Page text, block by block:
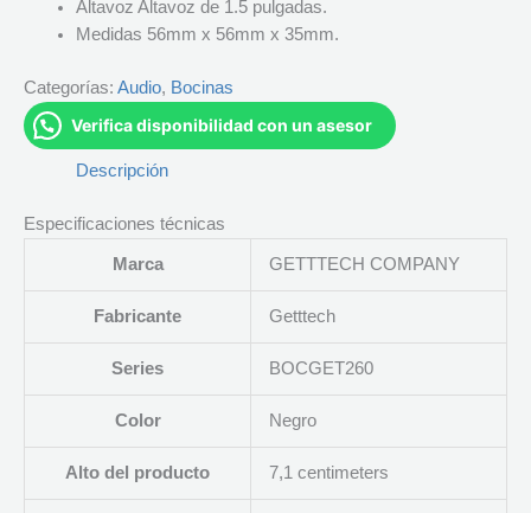
Altavoz Altavoz de 1.5 pulgadas.
Medidas 56mm x 56mm x 35mm.
Categorías: Audio, Bocinas
Verifica disponibilidad con un asesor
Descripción
Especificaciones técnicas
Marca ‎GETTTECH COMPANY
Fabricante ‎Getttech
Series ‎BOCGET260
Color ‎Negro
Alto del producto ‎7,1 centimeters